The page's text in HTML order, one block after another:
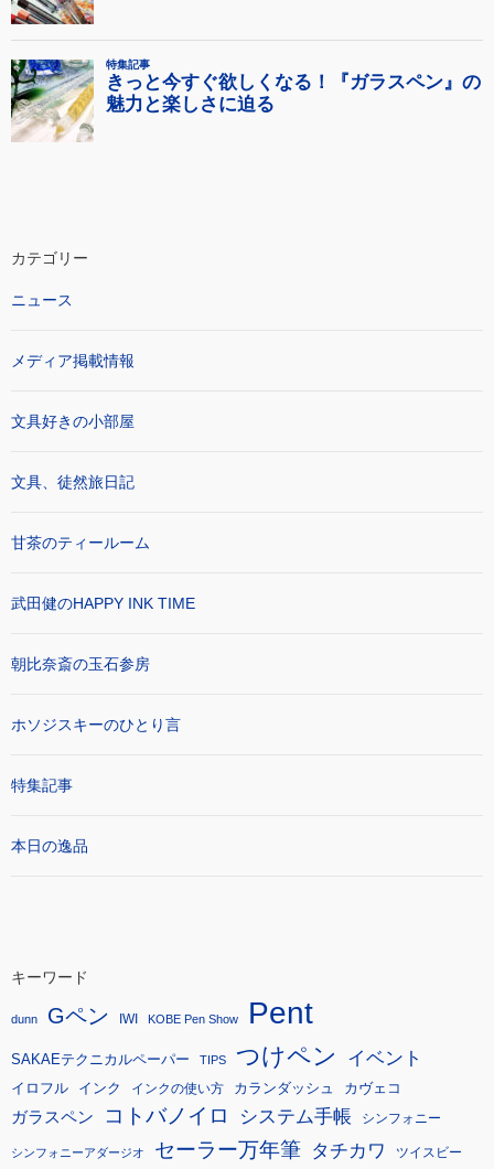
カテゴリー
ニュース
メディア掲載情報
文具好きの小部屋
文具、徒然旅日記
甘茶のティールーム
武田健のHAPPY INK TIME
朝比奈斎の玉石参房
ホソジスキーのひとり言
特集記事
本日の逸品
キーワード
dunn Gペン IWI KOBE Pen Show Pent
SAKAEテクニカルペーパー TIPS つけペン イベント
イロフル インク インクの使い方 カランダッシュ カヴェコ
ガラスペン コトバノイロ システム手帳 シンフォニー
シンフォニーアダージオ セーラー万年筆 タチカワ ツイスビー